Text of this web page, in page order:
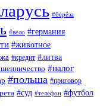
#берёза
#вело #германия
#животное
#кредит #литва
#налог
#польша #приговор
#суд #телефон #футбол